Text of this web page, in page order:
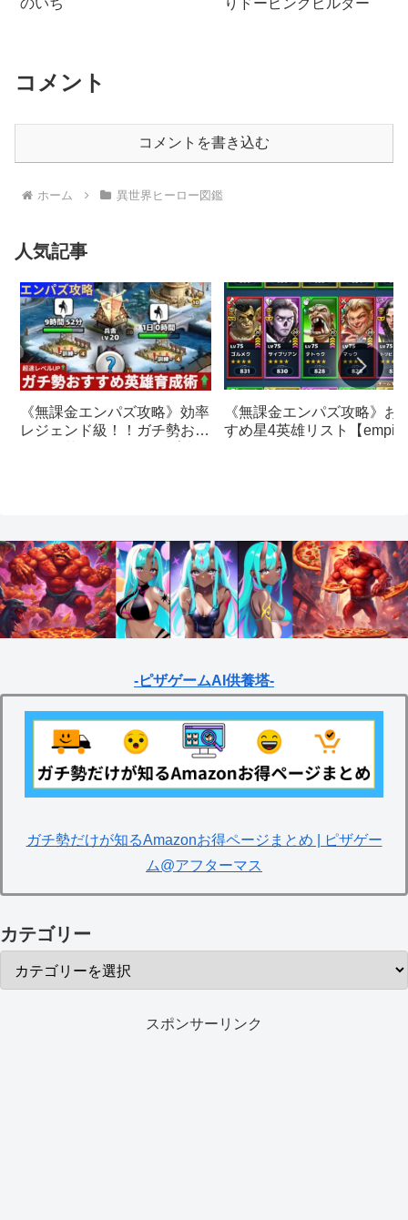
コメント
コメントを書き込む
ホーム 異世界ヒーロー図鑑
人気記事
《無課金エンパズ攻略》効率
レジェンド級！！ガチ勢おす
《無課金エンパズ攻略》お
すめ星4英雄リスト【
-ピザゲームAI供養塔-
ガチ勢だけが知るAmazonお得ページまとめ | ピザゲー
ム@アフターマス
カテゴリー
スポンサーリンク